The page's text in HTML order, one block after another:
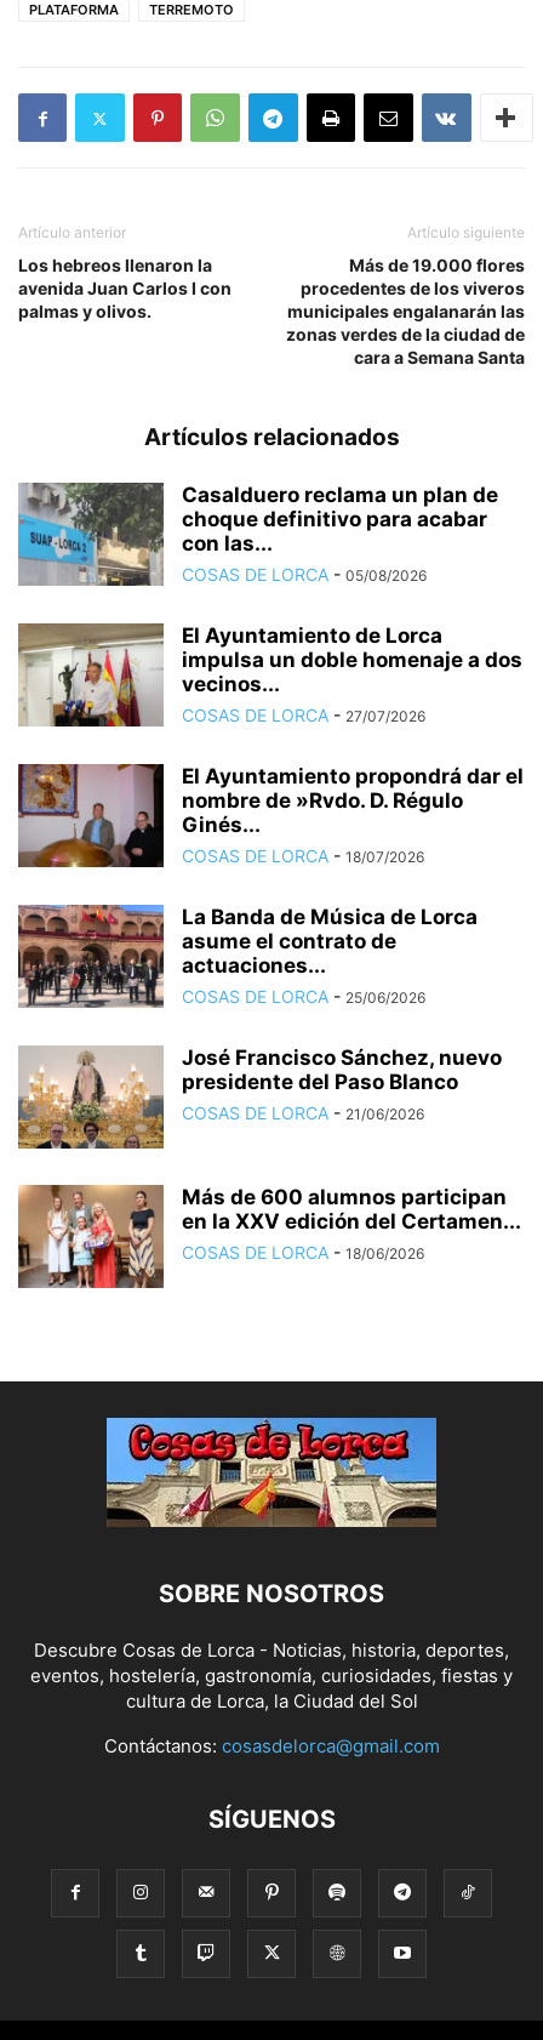
PLATAFORMA
TERREMOTO
Artículo anterior
Los hebreos llenaron la
avenida Juan Carlos I con
palmas y olivos.
Artículo siguiente
Más de 19.000 flores
procedentes de los viveros
municipales engalanarán las
zonas verdes de la ciudad de
cara a Semana Santa
Artículos relacionados
Casalduero reclama un plan de
choque definitivo para acabar
con las...
COSAS DE LORCA - 05/08/2026
El Ayuntamiento de Lorca
impulsa un doble homenaje a dos
vecinos...
COSAS DE LORCA - 27/07/2026
El Ayuntamiento propondrá dar el
nombre de »Rvdo. D. Régulo
Ginés...
COSAS DE LORCA - 18/07/2026
La Banda de Música de Lorca
asume el contrato de
actuaciones...
COSAS DE LORCA - 25/06/2026
José Francisco Sánchez, nuevo
presidente del Paso Blanco
COSAS DE LORCA - 21/06/2026
Más de 600 alumnos participan
en la XXV edición del Certamen...
COSAS DE LORCA - 18/06/2026
SOBRE NOSOTROS
Descubre Cosas de Lorca - Noticias, historia, deportes,
eventos, hostelería, gastronomía, curiosidades, fiestas y
cultura de Lorca, la Ciudad del Sol
Contáctanos: cosasdelorca@gmail.com
SÍGUENOS